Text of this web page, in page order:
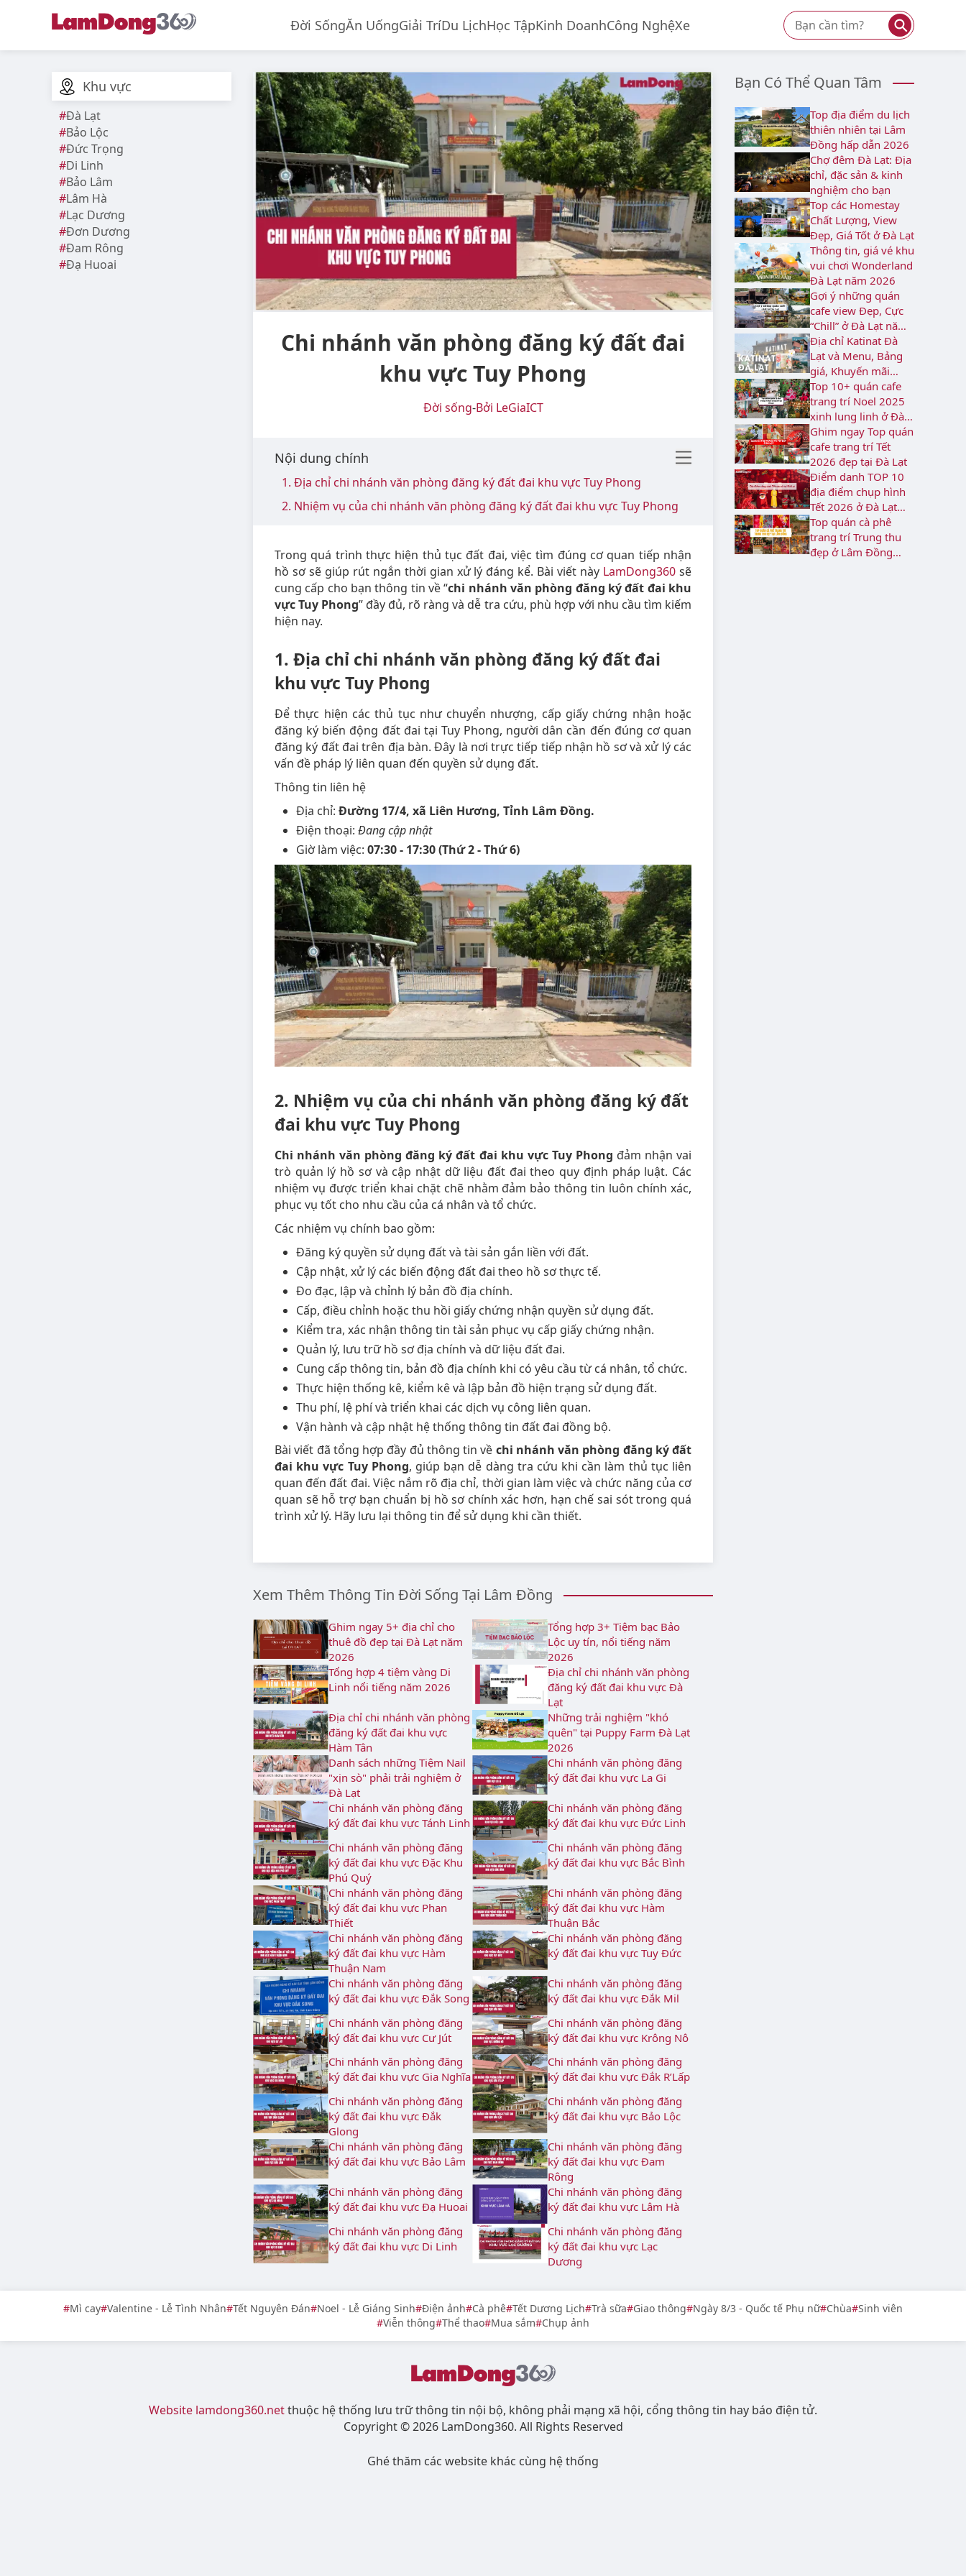
Đời SốngĂn UốngGiải TríDu LịchHọc TậpKinh DoanhCông NghệXe ⚲
Khu vực
Đà Lạt
Bảo Lộc
Đức Trọng
Di Linh
Bảo Lâm
Lâm Hà
Lạc Dương
Đơn Dương
Đam Rông
Đạ Huoai
Chi nhánh văn phòng đăng ký đất đai
khu vực Tuy Phong
Đời sống-Bởi LeGiaICT
Nội dung chính
1. Địa chỉ chi nhánh văn phòng đăng ký đất đai khu vực Tuy Phong
2. Nhiệm vụ của chi nhánh văn phòng đăng ký đất đai khu vực Tuy Phong
Trong quá trình thực hiện thủ tục đất đai, việc tìm đúng cơ quan tiếp nhận
hồ sơ sẽ giúp rút ngắn thời gian xử lý đáng kể. Bài viết này LamDong360 sẽ
cung cấp cho bạn thông tin về “chi nhánh văn phòng đăng ký đất đai khu
vực Tuy Phong” đầy đủ, rõ ràng và dễ tra cứu, phù hợp với nhu cầu tìm kiếm
hiện nay.
1. Địa chỉ chi nhánh văn phòng đăng ký đất đai
khu vực Tuy Phong
Để thực hiện các thủ tục như chuyển nhượng, cấp giấy chứng nhận hoặc
đăng ký biến động đất đai tại Tuy Phong, người dân cần đến đúng cơ quan
đăng ký đất đai trên địa bàn. Đây là nơi trực tiếp tiếp nhận hồ sơ và xử lý các
vấn đề pháp lý liên quan đến quyền sử dụng đất.
Thông tin liên hệ
Địa chỉ: Đường 17/4, xã Liên Hương, Tỉnh Lâm Đồng.
Điện thoại: Đang cập nhật
Giờ làm việc: 07:30 - 17:30 (Thứ 2 - Thứ 6)
2. Nhiệm vụ của chi nhánh văn phòng đăng ký đất
đai khu vực Tuy Phong
Chi nhánh văn phòng đăng ký đất đai khu vực Tuy Phong đảm nhận vai
trò quản lý hồ sơ và cập nhật dữ liệu đất đai theo quy định pháp luật. Các
nhiệm vụ được triển khai chặt chẽ nhằm đảm bảo thông tin luôn chính xác,
phục vụ tốt cho nhu cầu của cá nhân và tổ chức.
Các nhiệm vụ chính bao gồm:
Đăng ký quyền sử dụng đất và tài sản gắn liền với đất.
Cập nhật, xử lý các biến động đất đai theo hồ sơ thực tế.
Đo đạc, lập và chỉnh lý bản đồ địa chính.
Cấp, điều chỉnh hoặc thu hồi giấy chứng nhận quyền sử dụng đất.
Kiểm tra, xác nhận thông tin tài sản phục vụ cấp giấy chứng nhận.
Quản lý, lưu trữ hồ sơ địa chính và dữ liệu đất đai.
Cung cấp thông tin, bản đồ địa chính khi có yêu cầu từ cá nhân, tổ chức.
Thực hiện thống kê, kiểm kê và lập bản đồ hiện trạng sử dụng đất.
Thu phí, lệ phí và triển khai các dịch vụ công liên quan.
Vận hành và cập nhật hệ thống thông tin đất đai đồng bộ.
Bài viết đã tổng hợp đầy đủ thông tin về chi nhánh văn phòng đăng ký đất
đai khu vực Tuy Phong, giúp bạn dễ dàng tra cứu khi cần làm thủ tục liên
quan đến đất đai. Việc nắm rõ địa chỉ, thời gian làm việc và chức năng của cơ
quan sẽ hỗ trợ bạn chuẩn bị hồ sơ chính xác hơn, hạn chế sai sót trong quá
trình xử lý. Hãy lưu lại thông tin để sử dụng khi cần thiết.
Xem Thêm Thông Tin Đời Sống Tại Lâm Đồng
Ghim ngay 5+ địa chỉ cho
thuê đồ đẹp tại Đà Lạt năm
2026
Tổng hợp 3+ Tiệm bạc Bảo
Lộc uy tín, nổi tiếng năm
2026
Tổng hợp 4 tiệm vàng Di
Linh nổi tiếng năm 2026
Địa chỉ chi nhánh văn phòng
đăng ký đất đai khu vực Đà
Lạt
Địa chỉ chi nhánh văn phòng
đăng ký đất đai khu vực
Hàm Tân
Những trải nghiệm "khó
quên" tại Puppy Farm Đà Lạt
2026
Danh sách những Tiệm Nail
"xịn sò" phải trải nghiệm ở
Đà Lạt
Chi nhánh văn phòng đăng
ký đất đai khu vực La Gi
Chi nhánh văn phòng đăng
ký đất đai khu vực Tánh Linh
Chi nhánh văn phòng đăng
ký đất đai khu vực Đức Linh
Chi nhánh văn phòng đăng
ký đất đai khu vực Đặc Khu
Phú Quý
Chi nhánh văn phòng đăng
ký đất đai khu vực Bắc Bình
Chi nhánh văn phòng đăng
ký đất đai khu vực Phan
Thiết
Chi nhánh văn phòng đăng
ký đất đai khu vực Hàm
Thuận Bắc
Chi nhánh văn phòng đăng
ký đất đai khu vực Hàm
Thuận Nam
Chi nhánh văn phòng đăng
ký đất đai khu vực Tuy Đức
Chi nhánh văn phòng đăng
ký đất đai khu vực Đắk Song
Chi nhánh văn phòng đăng
ký đất đai khu vực Đắk Mil
Chi nhánh văn phòng đăng
ký đất đai khu vực Cư Jút
Chi nhánh văn phòng đăng
ký đất đai khu vực Krông Nô
Chi nhánh văn phòng đăng
ký đất đai khu vực Gia Nghĩa
Chi nhánh văn phòng đăng
ký đất đai khu vực Đắk R’Lấp
Chi nhánh văn phòng đăng
ký đất đai khu vực Đắk
Glong
Chi nhánh văn phòng đăng
ký đất đai khu vực Bảo Lộc
Chi nhánh văn phòng đăng
ký đất đai khu vực Bảo Lâm
Chi nhánh văn phòng đăng
ký đất đai khu vực Đam
Rông
Chi nhánh văn phòng đăng
ký đất đai khu vực Đạ Huoai
Chi nhánh văn phòng đăng
ký đất đai khu vực Lâm Hà
Chi nhánh văn phòng đăng
ký đất đai khu vực Di Linh
Chi nhánh văn phòng đăng
ký đất đai khu vực Lạc
Dương
Bạn Có Thể Quan Tâm
Top địa điểm du lịch
thiên nhiên tại Lâm
Đồng hấp dẫn 2026
Chợ đêm Đà Lạt: Địa
chỉ, đặc sản & kinh
nghiệm cho bạn
Top các Homestay
Chất Lượng, View
Đẹp, Giá Tốt ở Đà Lạt
Thông tin, giá vé khu
vui chơi Wonderland
Đà Lạt năm 2026
Gợi ý những quán
cafe view Đẹp, Cực
“Chill” ở Đà Lạt năm
2026
Địa chỉ Katinat Đà
Lạt và Menu, Bảng
giá, Khuyến mãi
2026
Top 10+ quán cafe
trang trí Noel 2025
xinh lung linh ở Đà
Lạt
Ghim ngay Top quán
cafe trang trí Tết
2026 đẹp tại Đà Lạt
Điểm danh TOP 10
địa điểm chụp hình
Tết 2026 ở Đà Lạt
rực rỡ
Top quán cà phê
trang trí Trung thu
đẹp ở Lâm Đồng
Mì cay Valentine - Lễ Tình Nhân Tết Nguyên Đán Noel - Lễ Giáng Sinh Điện ảnh Cà phê Tết Dương Lịch Trà sữa Giao thông Ngày 8/3 - Quốc tế Phụ nữ Chùa Sinh viên
Viễn thông Thể thao Mua sắm Chụp ảnh
Website lamdong360.netthuộc hệ thống lưu trữ thông tin nội bộ, không phải mạng xã hội, cổng thông tin hay báo điện tử.
Copyright © 2026 LamDong360. All Rights Reserved
Ghé thăm các website khác cùng hệ thống